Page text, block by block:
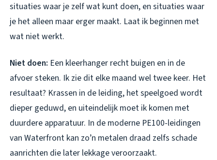
situaties waar je zelf wat kunt doen, en situaties waar
je het alleen maar erger maakt. Laat ik beginnen met
wat niet werkt.
Niet doen: Een kleerhanger recht buigen en in de
afvoer steken. Ik zie dit elke maand wel twee keer. Het
resultaat? Krassen in de leiding, het speelgoed wordt
dieper geduwd, en uiteindelijk moet ik komen met
duurdere apparatuur. In de moderne PE100-leidingen
van Waterfront kan zo’n metalen draad zelfs schade
aanrichten die later lekkage veroorzaakt.